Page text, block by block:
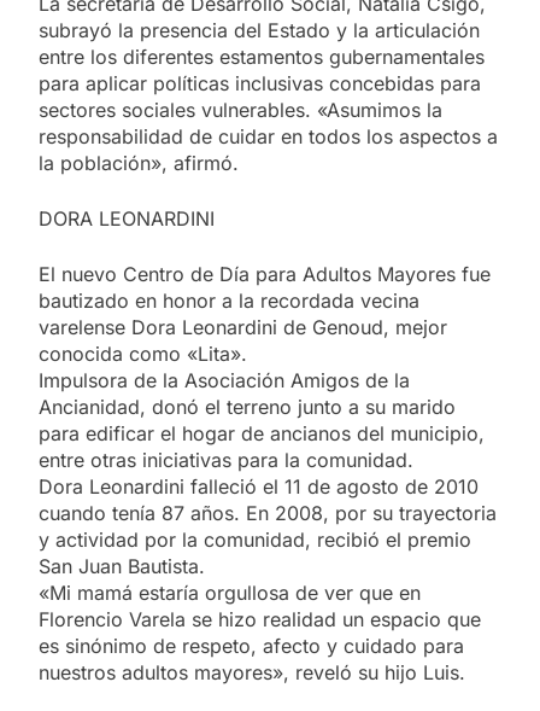
subrayó la presencia del Estado y la articulación
entre los diferentes estamentos gubernamentales
para aplicar políticas inclusivas concebidas para
sectores sociales vulnerables. «Asumimos la
responsabilidad de cuidar en todos los aspectos a
la población», afirmó.
DORA LEONARDINI
El nuevo Centro de Día para Adultos Mayores fue
bautizado en honor a la recordada vecina
varelense Dora Leonardini de Genoud, mejor
conocida como «Lita».
Impulsora de la Asociación Amigos de la
Ancianidad, donó el terreno junto a su marido
para edificar el hogar de ancianos del municipio,
entre otras iniciativas para la comunidad.
Dora Leonardini falleció el 11 de agosto de 2010
cuando tenía 87 años. En 2008, por su trayectoria
y actividad por la comunidad, recibió el premio
San Juan Bautista.
«Mi mamá estaría orgullosa de ver que en
Florencio Varela se hizo realidad un espacio que
es sinónimo de respeto, afecto y cuidado para
nuestros adultos mayores», reveló su hijo Luis.